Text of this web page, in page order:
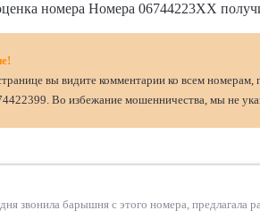
Номера 06744223XX
вы видите комментарии ко всем
Во избежание мошенничества, мы не
звонила барышня с этого номера, предлагала